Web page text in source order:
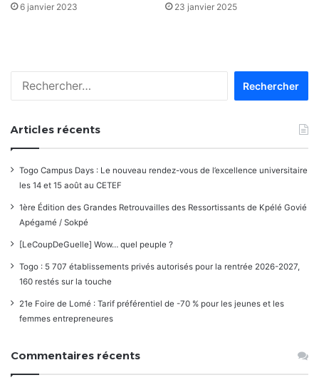
6 janvier 2023 23 janvier 2025
Articles récents
Togo Campus Days : Le nouveau rendez-vous de l’excellence universitaire
les 14 et 15 août au CETEF
1ère Édition des Grandes Retrouvailles des Ressortissants de Kpélé Govié
Apégamé / Sokpé
[LeCoupDeGuelle] Wow… quel peuple ?
Togo : 5 707 établissements privés autorisés pour la rentrée 2026-2027,
160 restés sur la touche
21e Foire de Lomé : Tarif préférentiel de -70 % pour les jeunes et les
femmes entrepreneures
Commentaires récents